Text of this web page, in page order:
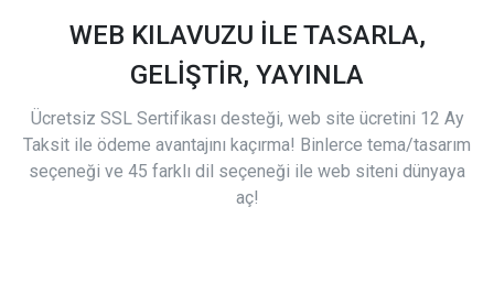
WEB KILAVUZU İLE TASARLA,
GELİŞTİR, YAYINLA
Ücretsiz SSL Sertifikası desteği, web site ücretini 12 Ay
Taksit ile ödeme avantajını kaçırma! Binlerce tema/tasarım
seçeneği ve 45 farklı dil seçeneği ile web siteni dünyaya
aç!